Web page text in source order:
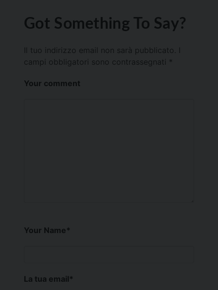
Got Something To Say?
Il tuo indirizzo email non sarà pubblicato.
campi obbligatori sono contrassegnati *
Your comment
Your Name*
La tua email*